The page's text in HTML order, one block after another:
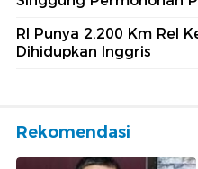
RI Punya 2.200 Km Rel
Dihidupkan Inggris
Rekomendasi